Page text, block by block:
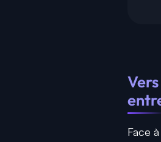
Face